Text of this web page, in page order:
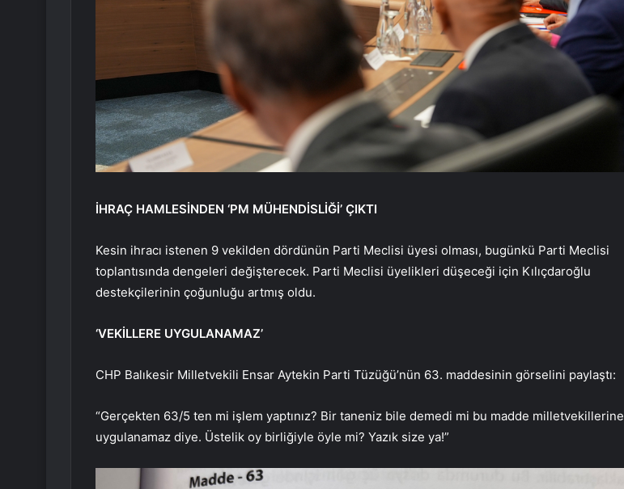
İHRAÇ HAMLESİNDEN ‘PM MÜHENDİSLİĞİ’ ÇIKTI
Kesin ihracı istenen 9 vekilden dördünün Parti Meclisi üyesi olması, bugünkü Parti Meclisi
toplantısında dengeleri değişterecek. Parti Meclisi üyelikleri düşeceği için Kılıçdaroğlu
destekçilerinin çoğunluğu artmış oldu.
‘VEKİLLERE UYGULANAMAZ’
CHP Balıkesir Milletvekili Ensar Aytekin Parti Tüzüğü’nün 63. maddesinin görselini paylaştı:
“Gerçekten 63/5 ten mi işlem yaptınız? Bir taneniz bile demedi mi bu madde milletvekillerine
uygulanamaz diye. Üstelik oy birliğiyle öyle mi? Yazık size ya!”